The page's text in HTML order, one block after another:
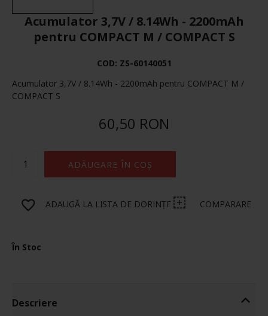
Acumulator 3,7V / 8.14Wh - 2200mAh
pentru COMPACT M / COMPACT S
COD: ZS-60140051
Acumulator 3,7V / 8.14Wh - 2200mAh pentru COMPACT M /
COMPACT S
60,50 RON
ADĂUGARE ÎN COȘ
ADAUGĂ LA LISTA DE DORINȚE COMPARARE
În Stoc
Descriere